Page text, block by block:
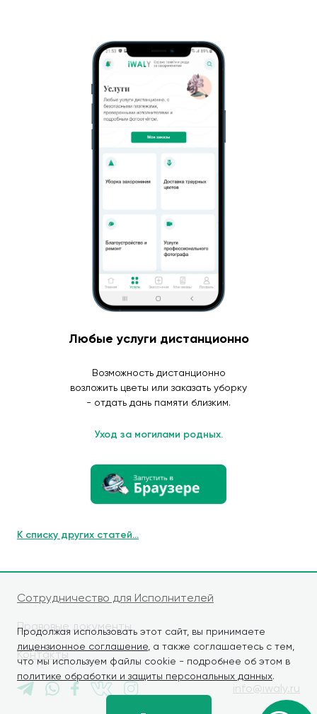
Продолжая использовать этот сайт, вы принимаете
лицензионное соглашение , а также соглашаетесь с тем,
что мы используем файлы cookie - подробнее об этом в
политике обработки и защиты персональных данных.
Любые услуги дистанционно
Возможность дистанционно
возложить цветы или заказать уборку
- отдать дань памяти близким.
Уход за могилами родных.
К списку других статей...
Сотрудничество для Исполнителей
Правовые документы
Контакты
info@iwaly.ru